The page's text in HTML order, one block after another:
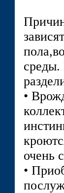
среды.
•
очень
•